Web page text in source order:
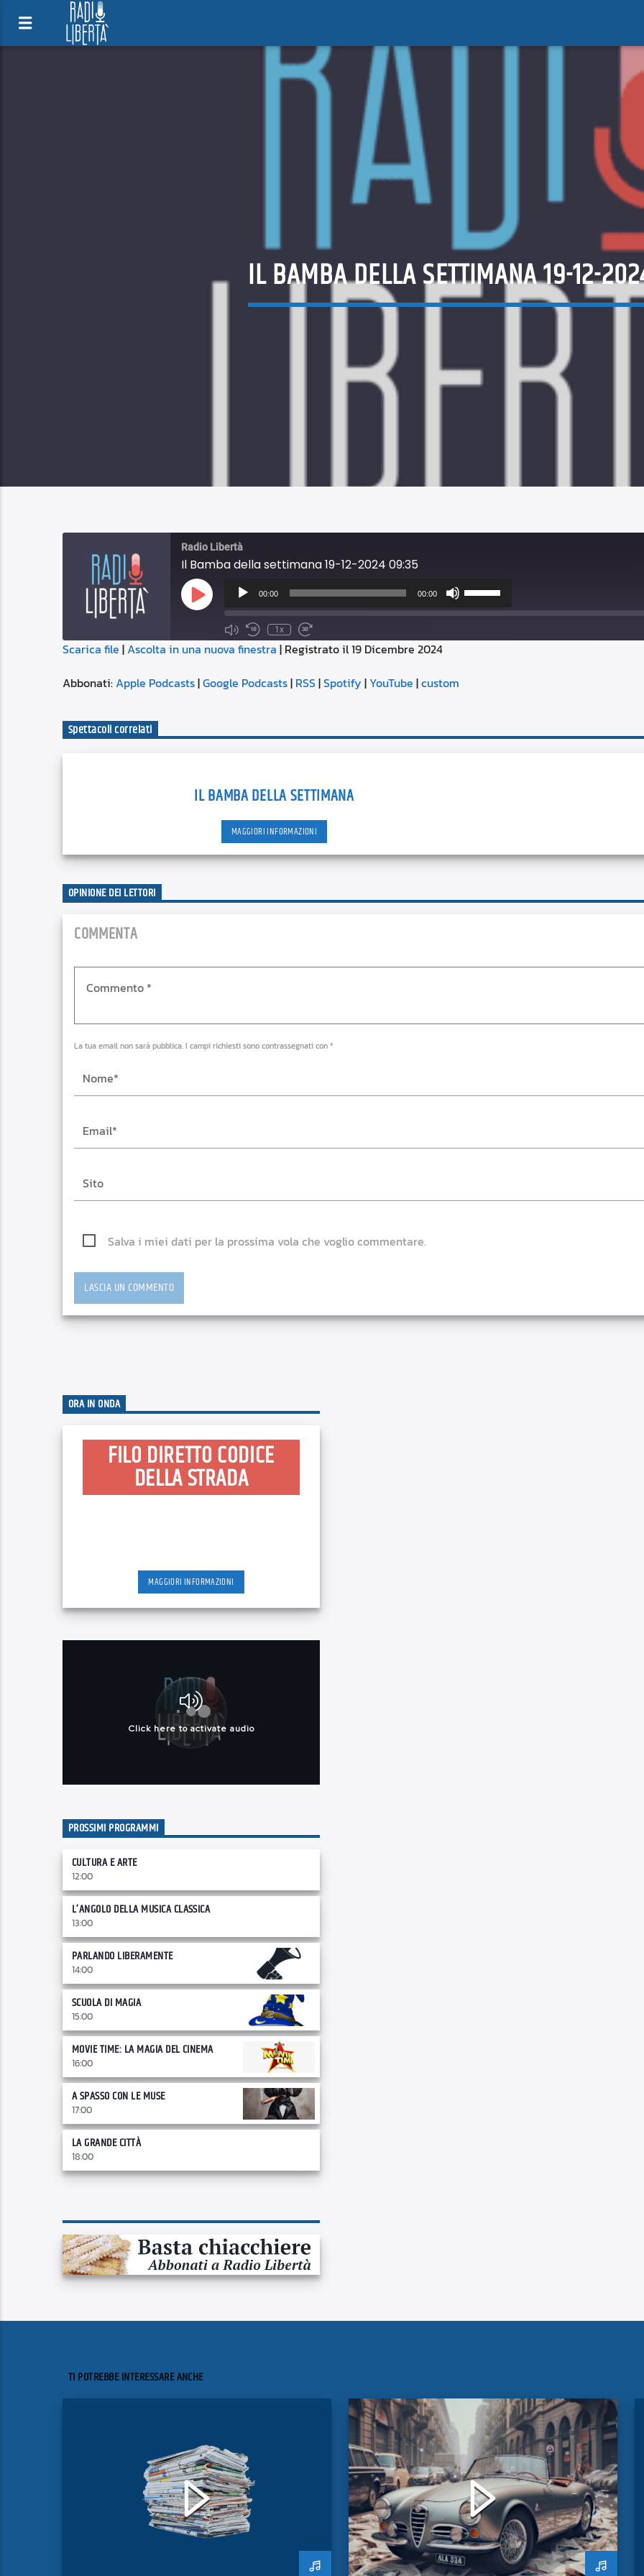
IL BAMBA DELLA SETTIMANA 19-12-
Radio Libertà
Il Bamba della settimana 19-12-2024 09:35
Play
Episode
Audio
Player
00:00 00:00
i
tasti
freccia
per
1x
SUBSCRIBE SHARE
Spotify
RSS FEED
Scarica file |Ascolta in una nuova finestra | Registrato il 19 Dicembre 2024
Abbonati:Apple Podcasts|Google Podcasts| RSS|Spotify | YouTube |custom
Spettacoli correlati
IL BAMBA DELLA SETTIMANA
MAGGIORI INFORMAZIONI
OPINIONE DEI LETTORI
COMMENTA
La tua email non sarà pubblica. I campi richiesti sono contrassegnati con *
Salva i miei dati per la prossima vola che voglio commentare.
ORA IN ONDA
FILO DIRETTO CODICE
DELLA STRADA
MAGGIORI INFORMAZIONI
PROSSIMI PROGRAMMI
CULTURA E ARTE
12:00
L’ANGOLO DELLA MUSICA CLASSICA
13:00
PARLANDO LIBERAMENTE
14:00
SCUOLA DI MAGIA
15:00
MOVIE TIME: LA MAGIA DEL CINEMA
16:00
A SPASSO CON LE MUSE
17:00
LA GRANDE CITTÀ
18:00
TI POTREBBE INTERESSARE ANCHE